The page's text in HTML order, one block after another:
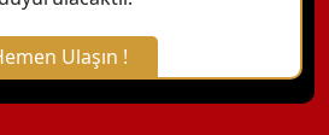
Ulaşın !
X Kapat